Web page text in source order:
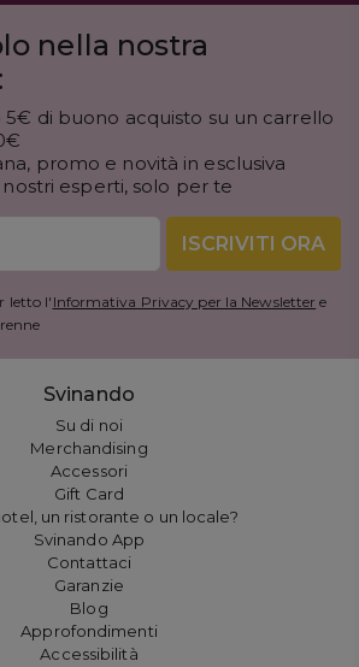
nella nostra
5€ di buono acquisto su un carrello
promo e novità in esclusiva
nostri esperti, solo per te
ISCRIVITI ORA
letto l' Informativa Privacy per la Newsletter e
Svinando
Su di noi
Merchandising
Accessori
Gift Card
un ristorante o un locale?
Svinando App
Contattaci
Garanzie
Blog
Approfondimenti
Accessibilità